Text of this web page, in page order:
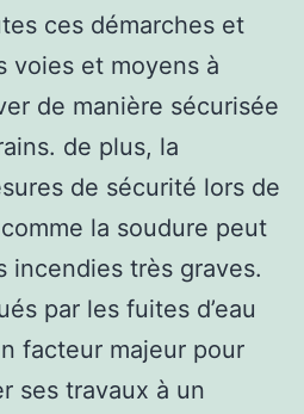
ces démarches et
voies et moyens à
de manière sécurisée
de plus, la
de sécurité lors de
la soudure peut
incendies très graves.
par les fuites d’eau
facteur majeur pour
ses travaux à un